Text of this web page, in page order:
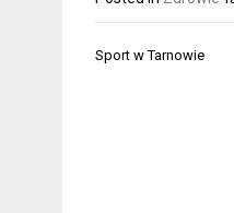
Nawigacja
Sport w Tarnowie